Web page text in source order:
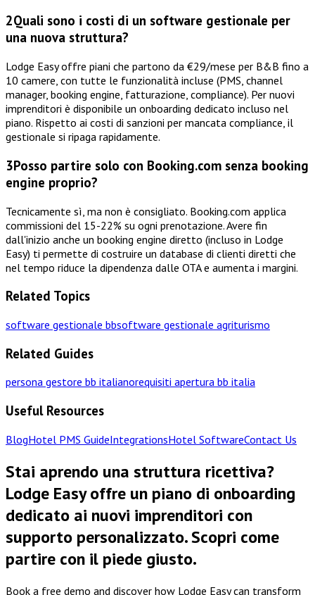
2Quali sono i costi di un software gestionale per
una nuova struttura?
Lodge Easy offre piani che partono da €29/mese per B&B fino a
10 camere, con tutte le funzionalità incluse (PMS, channel
manager, booking engine, fatturazione, compliance). Per nuovi
imprenditori è disponibile un onboarding dedicato incluso nel
piano. Rispetto ai costi di sanzioni per mancata compliance, il
gestionale si ripaga rapidamente.
3Posso partire solo con Booking.com senza booking
engine proprio?
Tecnicamente sì, ma non è consigliato. Booking.com applica
commissioni del 15-22% su ogni prenotazione. Avere fin
dall'inizio anche un booking engine diretto (incluso in Lodge
Easy) ti permette di costruire un database di clienti diretti che
nel tempo riduce la dipendenza dalle OTA e aumenta i margini.
Related Topics
software gestionale bbsoftware gestionale agriturismo
Related Guides
persona gestore bb italianorequisiti apertura bb italia
Useful Resources
BlogHotel PMS GuideIntegrationsHotel SoftwareContact Us
Stai aprendo una struttura ricettiva?
Lodge Easy offre un piano di onboarding
dedicato ai nuovi imprenditori con
supporto personalizzato. Scopri come
partire con il piede giusto.
Book a free demo and discover how Lodge Easy can transform